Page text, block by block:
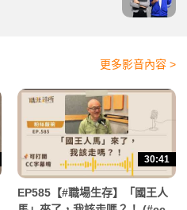
更多影音內容 >
30:41
EP585【#職場生存】「國王人